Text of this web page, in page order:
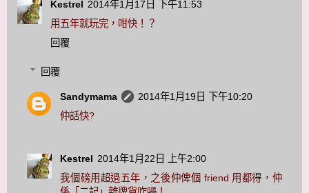
Kestrel 2014年1月17日 下午11:53
用五年就玩完，咁快！？
回覆
回覆
Sandymama
2014年1月19日 下午10:20
仲話快?
Kestrel 2014年1月22日 上午2:00
我個磅用超過五年，之後仲俾個 friend 用都得，仲